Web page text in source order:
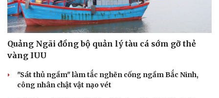
Quảng Ngãi đồng bộ quản lý tàu cá sớm gỡ thẻ
vàng IUU
"Sát thủ ngầm" làm tắc nghẽn cống ngầm Bắc Ninh,
công nhân chật vật nạo vét